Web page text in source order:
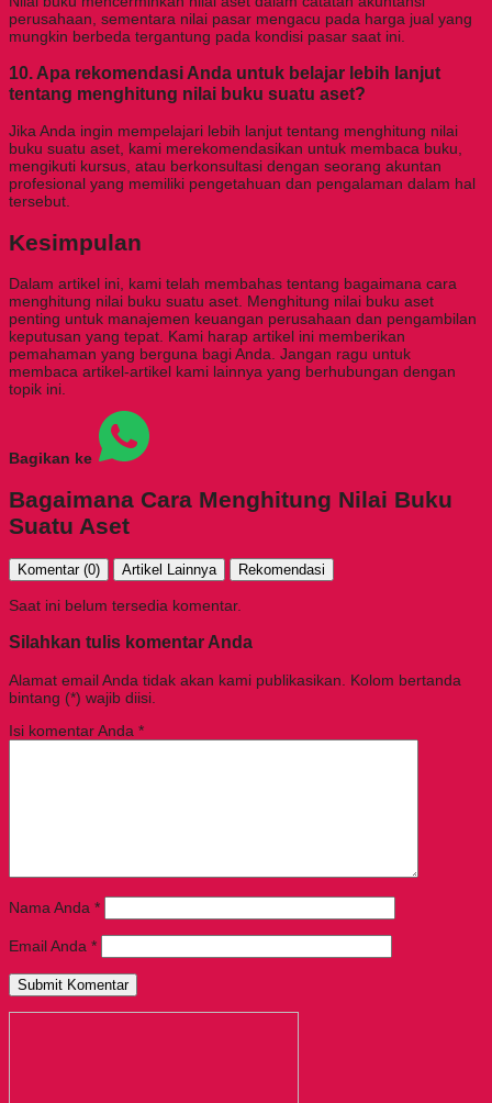
perusahaan, sementara nilai pasar mengacu pada harga jual yang
mungkin berbeda tergantung pada kondisi pasar saat ini.
10. Apa rekomendasi Anda untuk belajar lebih lanjut
tentang menghitung nilai buku suatu aset?
Jika Anda ingin mempelajari lebih lanjut tentang menghitung nilai
buku suatu aset, kami merekomendasikan untuk membaca buku,
mengikuti kursus, atau berkonsultasi dengan seorang akuntan
profesional yang memiliki pengetahuan dan pengalaman dalam hal
tersebut.
Kesimpulan
Dalam artikel ini, kami telah membahas tentang bagaimana cara
menghitung nilai buku suatu aset. Menghitung nilai buku aset
penting untuk manajemen keuangan perusahaan dan pengambilan
keputusan yang tepat. Kami harap artikel ini memberikan
pemahaman yang berguna bagi Anda. Jangan ragu untuk
membaca artikel-artikel kami lainnya yang berhubungan dengan
topik ini.
Bagikan ke
Bagaimana Cara Menghitung Nilai Buku
Suatu Aset
Komentar (0) Artikel Lainnya Rekomendasi
Saat ini belum tersedia komentar.
Silahkan tulis komentar Anda
Alamat email Anda tidak akan kami publikasikan. Kolom bertanda
bintang (*) wajib diisi.
Isi komentar Anda *
Nama Anda *
Email Anda *